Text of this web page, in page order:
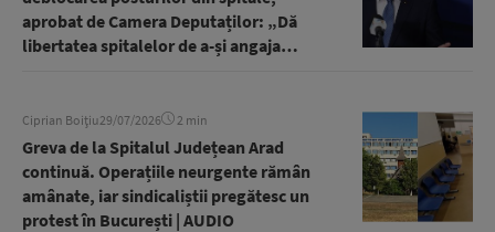
aprobat de Camera Deputaților: „Dă
libertatea spitalelor de a-și angaja
Ciprian Boițiu29/07/2026 2 min
Greva de la Spitalul Județean Arad
continuă. Operațiile neurgente rămân
amânate, iar sindicaliștii pregătesc un
protest în București | AUDIO